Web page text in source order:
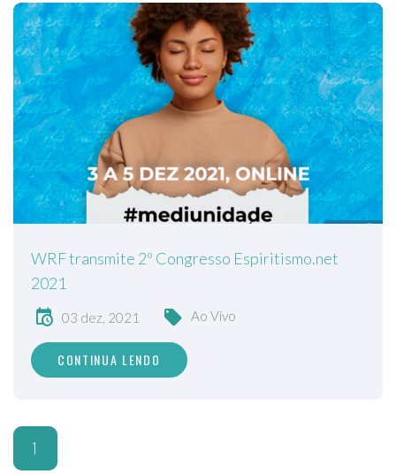
WRF transmite 2º Congresso Espiritismo.net
2021
03 dez, 2021 Ao Vivo
CONTINUA LENDO
1